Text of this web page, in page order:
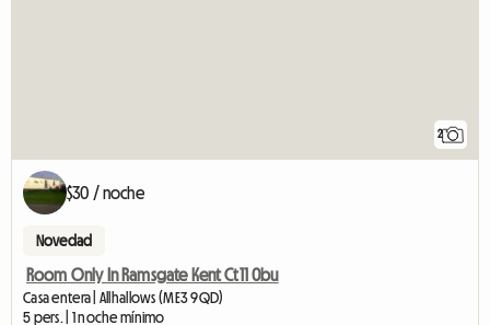
2
$30 / noche
Novedad
Room Only In Ramsgate Kent Ct11 0bu
Casa entera | Allhallows (ME3 9QD)
5 pers. | 1 noche mínimo